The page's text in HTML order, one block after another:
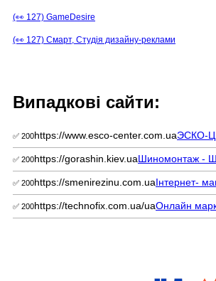
(👀 127) GameDesire
(👀 127) Смарт, Студія дизайну-реклами
Випадкові сайти:
✅ 200https://www.esco-center.com.uaЭСКО-
✅ 200https://gorashin.kiev.uaШиномонтаж -
✅ 200https://smenirezinu.com.uaІнтернет-
✅ 200https://technofix.com.ua/uaОнлайн